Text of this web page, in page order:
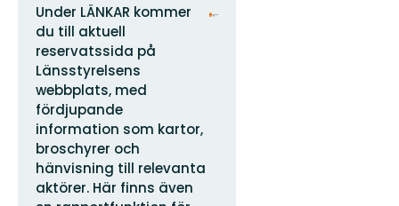
Adresse
Under LÄNKAR kommer
du till aktuell
reservatssida på
Länsstyrelsens
webbplats, med
fördjupande
information som kartor,
broschyrer och
hänvisning till relevanta
aktörer. Här finns även
Organisasjonens